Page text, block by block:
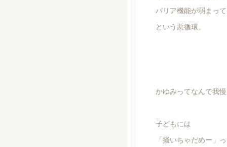
バリア機能が弱まっ
という悪循環。
かゆみってなんで我
子どもには
「掻いちゃだめー」